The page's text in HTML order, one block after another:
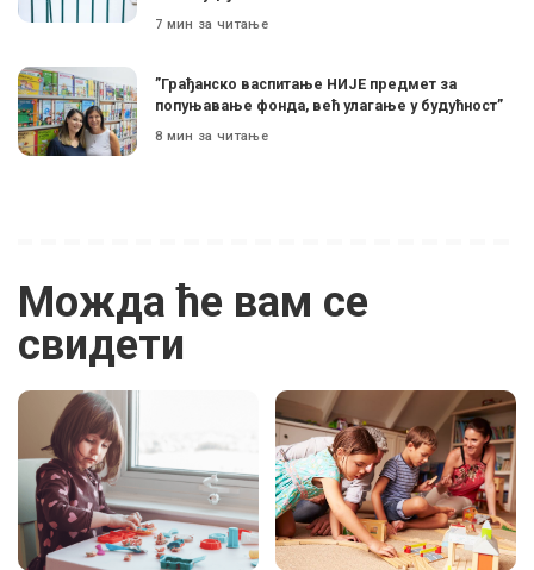
7 мин за читање
”Грађанско васпитање НИЈЕ предмет за
попуњавање фонда, већ улагање у будућност”
8 мин за читање
Можда ће вам се
свидети